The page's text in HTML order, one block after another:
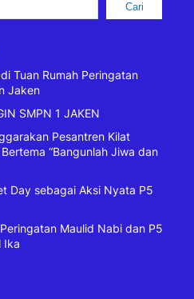
Cari
Tuan Rumah Peringatan
Jaken
SMPN 1 JAKEN
Pesantren Kilat
“Bangunlah Jiwa dan
Day sebagai Aksi Nyata P5
Maulid Nabi dan P5
Ika